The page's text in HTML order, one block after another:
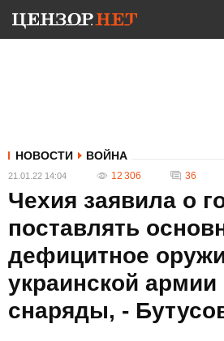
НОВОСТИ ВОЙНА
21.01.22 14:04 12 306 36
Чехия заявила о
поставлять
дефицитное
украинской
снаряды, -